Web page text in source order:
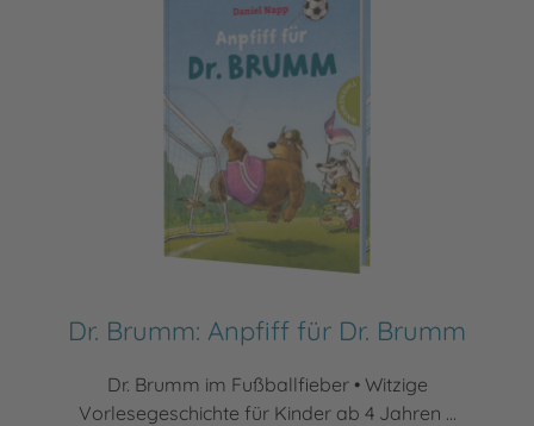
Dr. Brumm: Anpfiff für Dr. Brumm
Dr. Brumm im Fußballfieber • Witzige
Vorlesegeschichte für Kinder ab 4 Jahren ...